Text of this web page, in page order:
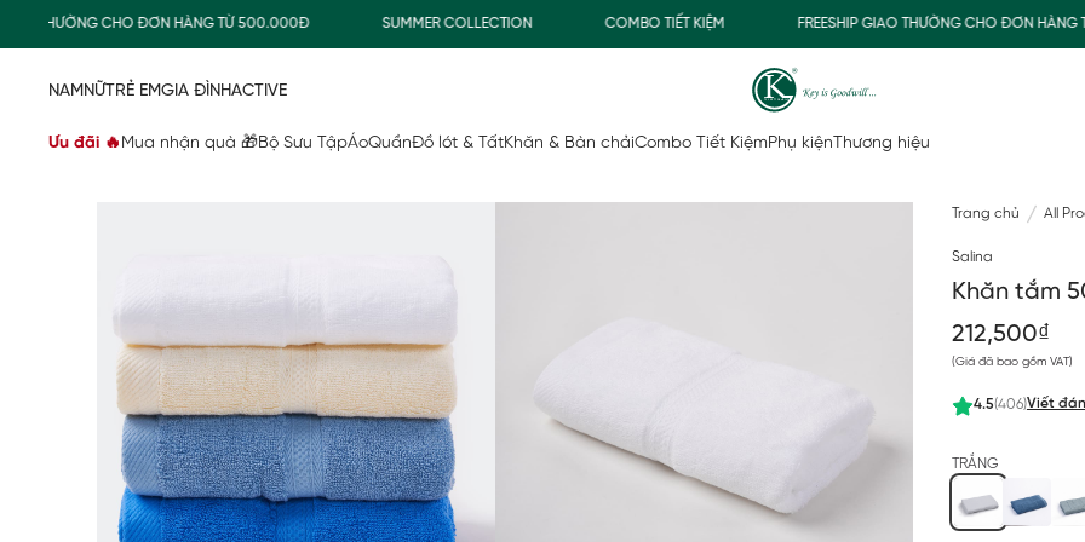
THƯỜNG CHO ĐƠN HÀNG TỪ 500.000Đ SUMMER COLLECTION COMBO TIẾT KIỆM FREESHIP GIAO THƯỜNG CHO ĐƠN HÀNG TỪ
NAMNỮTRẺ EMGIA ĐÌNHACTIVE
Ưu đãi 🔥 Mua nhận quà 🎁Bộ Sưu TậpÁoQuầnĐồ lót & TấtKhăn & Bàn chảiCombo Tiết KiệmPhụ kiện Thương hiệu
Trang chủ All
Salina
Khăn tắm
212,500₫
(Giá đã bao gồm VAT)
4.5(406)Viết
TRẮNG